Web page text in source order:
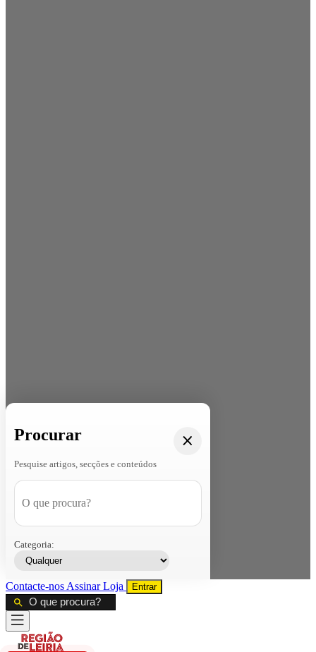
Procurar
Pesquise artigos, secções e conteúdos
Categoria:
Contacte-nos AssinarLoja Entrar